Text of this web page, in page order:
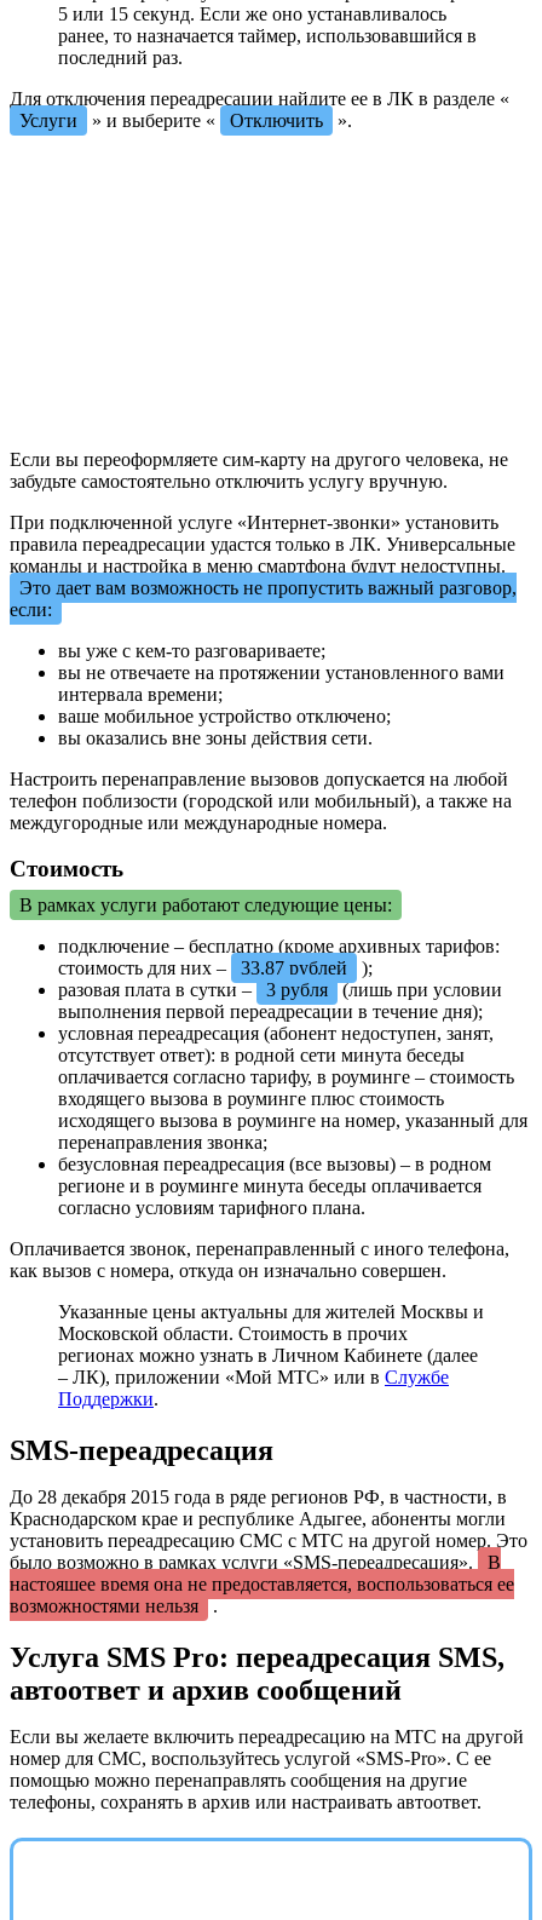
5 или 15 секунд. Если же оно устанавливалось
ранее, то назначается таймер, использовавшийся в
последний раз.
Для отключения переадресации найдите ее в ЛК в разделе «
Услуги
» и выберите « Отключить ».
Если вы переоформляете сим-карту на другого человека, не
забудьте самостоятельно отключить услугу вручную.
При подключенной услуге «Интернет-звонки» установить
правила переадресации удастся только в ЛК. Универсальные
команды и настройка в меню смартфона будут недоступны.
Это дает вам возможность не пропустить важный разговор,
если:
вы уже с кем-то разговариваете;
вы не отвечаете на протяжении установленного вами
интервала времени;
ваше мобильное устройство отключено;
вы оказались вне зоны действия сети.
Настроить перенаправление вызовов допускается на любой
телефон поблизости (городской или мобильный), а также на
междугородные или международные номера.
Стоимость
В рамках услуги работают следующие цены:
подключение – бесплатно (кроме архивных тарифов:
стоимость для них –
33,87 рублей
);
разовая плата в сутки – 3 рубля (лишь при условии
выполнения первой переадресации в течение дня);
условная переадресация (абонент недоступен, занят,
отсутствует ответ): в родной сети минута беседы
оплачивается согласно тарифу, в роуминге – стоимость
входящего вызова в роуминге плюс стоимость
исходящего вызова в роуминге на номер, указанный для
перенаправления звонка;
безусловная переадресация (все вызовы) – в родном
регионе и в роуминге минута беседы оплачивается
согласно условиям тарифного плана.
Оплачивается звонок, перенаправленный с иного телефона,
как вызов с номера, откуда он изначально совершен.
Указанные цены актуальны для жителей Москвы и
Московской области. Стоимость в прочих
регионах можно узнать в Личном Кабинете (далее
– ЛК), приложении «Мой МТС» или в Службе
Поддержки.
SMS-переадресация
До 28 декабря 2015 года в ряде регионов РФ, в частности, в
Краснодарском крае и республике Адыгее, абоненты могли
установить переадресацию СМС с МТС на другой номер. Это
было возможно в рамках услуги «SMS-переадресация».
В
настоящее время она не предоставляется, воспользоваться ее
возможностями нельзя .
Услуга SMS Pro: переадресация SMS,
автоответ и архив сообщений
Если вы желаете включить переадресацию на МТС на другой
номер для СМС, воспользуйтесь услугой «SMS-Pro». С ее
помощью можно перенаправлять сообщения на другие
телефоны, сохранять в архив или настраивать автоответ.